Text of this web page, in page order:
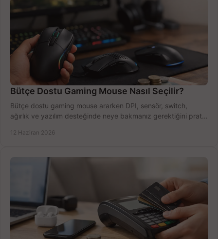
Bütçe Dostu Gaming Mouse Nasıl Seçilir?
Bütçe dostu gaming mouse ararken DPI, sensör, switch,
ağırlık ve yazılım desteğinde neye bakmanız gerektiğini pratik
12 Haziran 2026